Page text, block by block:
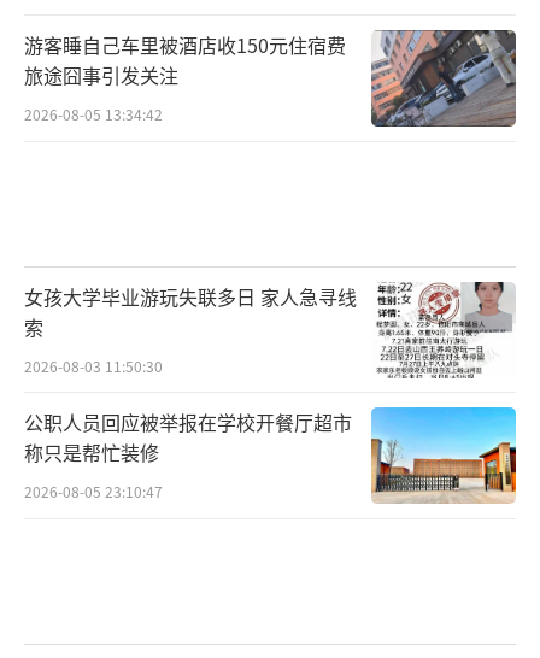
游客睡自己车里被酒店收150元住宿费
旅途囧事引发关注
2026-08-05 13:34:42
女孩大学毕业游玩失联多日 家人急寻线
索
2026-08-03 11:50:30
公职人员回应被举报在学校开餐厅超市
称只是帮忙装修
2026-08-05 23:10:47